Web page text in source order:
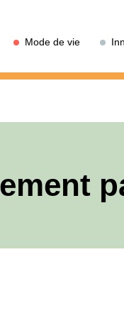
Mode de vie